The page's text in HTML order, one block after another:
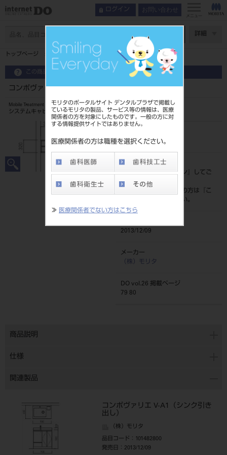
モリタのポータルサイト デンタルプラザで掲載し
ているモリタの製品、サービス等の情報は、医療
関係者の方を対象にしたものです。一般の方に対
する情報提供サイトではありません。
医療関係者の方は職種を選択ください。
≫ 医療関係者でない方はこちら
ログイン お問い合わせ
メニュー
詳細
トップページ コンポヴァリエ V-G4（吊棚 D）
この商品に関するお問い合わせ
コンポヴァリエ V-G4（吊棚 D）
Mobile Treatment Cabinet
システムキャビネット
101482864
標準価格
ログイン
』してご
覧ください。
ネット会員登録がまだの方は『
こ
』より登録ください。
2013/12/09
メーカー
（株）モリタ
DO vol.26 掲載ページ
79 80
商品説明
仕様
関連製品
コンポヴァリエ V-A1（シンク引き
出し）
（株）モリタ
品目コード ：101482800
発売日
：2013/12/09